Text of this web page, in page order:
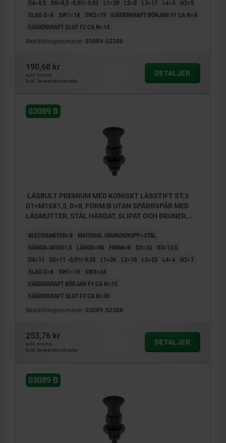
D4=8,5 D5=8,5 -0,01/-0,03 L1=20 L2=8 L3=17 L4=3
H2=5
SLAG S=6
SW1=14 SW2=19
FJÄDERKRAFT BÖRJAN F1 CA N=6
FJÄDERKRAFT SLUT F2 CA N=14
Beställningsnummer: 03089-52206
190,68 kr
exkl. moms
Exkl. leveranskostnader
DETALJER
03089 B
LÅSBULT PREMIUM MED KONISKT LÅSSTIFT ST.3
D1=M16X1,5, D=8, FORM:B UTAN SPÄRRSPÅR MED
LÅSMUTTER, STÅL HÄRDAT, SLIPAT OCH BRUNER,
BULTDIAMETER=8
MATERIAL GRUNDKROPP=STÅL
GÄNGA=M16X1,5
LÄNGD=68 FORM=B D2=33
D3=13,5
D4=11
D5=11 -0,01/-0,03 L1=26 L2=10 L3=23 L4=4
H2=7
SLAG S=8
SW1=19
SW2=24
FJÄDERKRAFT BÖRJAN F1 CA N=15
FJÄDERKRAFT SLUT F2 CA N=35
Beställningsnummer: 03089-52308
253,76 kr
exkl. moms
Exkl. leveranskostnader
DETALJER
03089 B